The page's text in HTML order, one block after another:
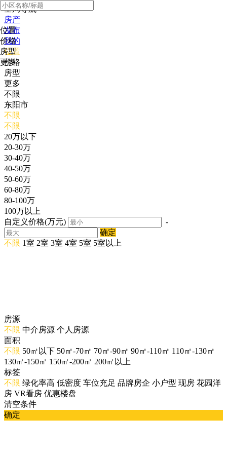
全局导航
房产
发布
我的
位置
价格
房型
更多
位置
价格
房型
更多
不限
东阳市
不限
不限
20万以下
20-30万
30-40万
40-50万
50-60万
60-80万
80-100万
100万以上
自定义价格(万元)
-
确定
不限 1室 2室 3室 4室 5室 5室以上
房源
不限 中介房源 个人房源
面积
不限 50㎡以下 50㎡-70㎡ 70㎡-90㎡ 90㎡-110㎡ 110㎡-130㎡
130㎡-150㎡ 150㎡-200㎡ 200㎡以上
标签
不限 绿化率高 低密度 车位充足 品牌房企 小户型 现房 花园洋
房 VR看房 优惠楼盘
清空条件
确定